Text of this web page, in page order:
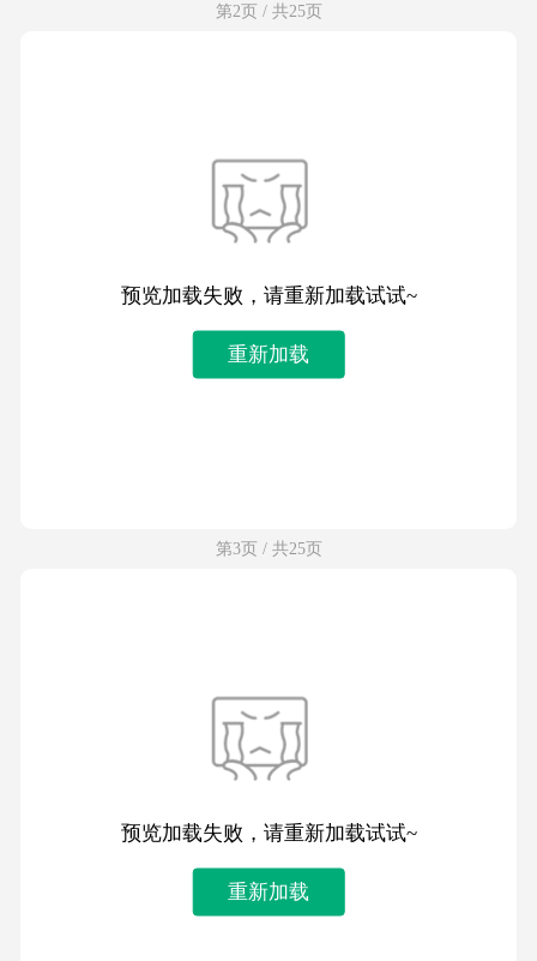
第2页 / 共25页
预览加载失败，请重新加载试试~
重新加载
第3页 / 共25页
预览加载失败，请重新加载试试~
重新加载